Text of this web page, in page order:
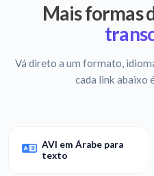
Mais formas
Vá direto a um formato,
cada link abaixo
AVI em Árabe para
texto